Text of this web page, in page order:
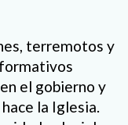
terremotos y
el gobierno y
la Iglesia.